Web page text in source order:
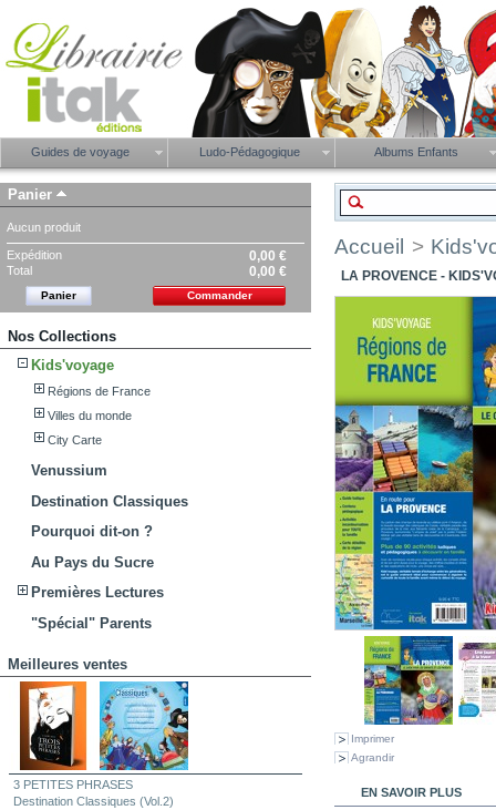
Guides de voyage Ludo-Pédagogique Albums Enfants
Panier
Aucun produit
Expédition 0,00 €
Total 0,00 €
Panier Commander
Nos Collections
Kids'voyage
Régions de France
Villes du monde
City Carte
Venussium
Destination Classiques
Pourquoi dit-on ?
Au Pays du Sucre
Premières Lectures
"Spécial" Parents
Meilleures ventes
3 PETITES PHRASES
Destination Classiques (Vol.2)
Accueil >
LA PROVENCE -
Imprimer
Agrandir
EN SAVOIR PLUS